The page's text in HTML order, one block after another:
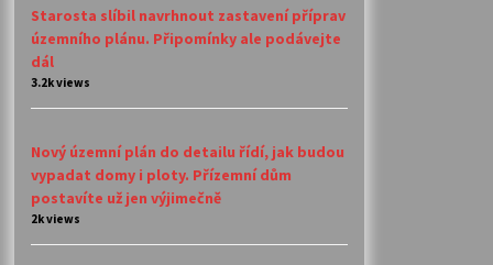
Starosta slíbil navrhnout zastavení příprav
územního plánu. Připomínky ale podávejte
dál
3.2k views
Nový územní plán do detailu řídí, jak budou
vypadat domy i ploty. Přízemní dům
postavíte už jen výjimečně
2k views